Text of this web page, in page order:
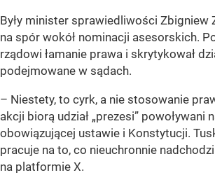
Były minister sprawiedliwości Zbigniew
na spór wokół nominacji asesorskich.
rządowi łamanie prawa i skrytykował
podejmowane w sądach.
– Niestety, to cyrk, a nie stosowanie
akcji biorą udział „prezesi” powoływani
obowiązującej ustawie i Konstytucji.
pracuje na to, co nieuchronnie
na platformie X.